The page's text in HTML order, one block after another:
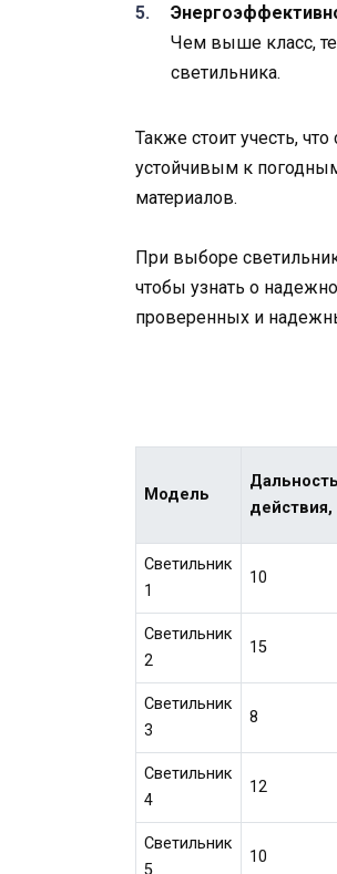
Чем выше класс,
светильника.
Также стоит учесть,
устойчивым к
материалов.
При выборе
чтобы узнать о
проверенных и
Модель
Дальность
действия,
Светильник
1
10
Светильник
2
15
Светильник
3
8
Светильник
4
12
Светильник
10